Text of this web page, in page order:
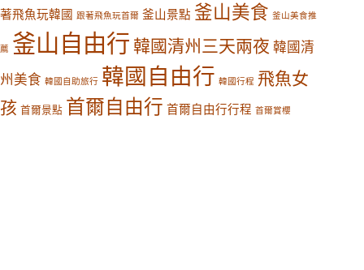
著飛魚玩韓國 跟著飛魚玩首爾 釜山景點 釜山美食 釜山美食推
薦 釜山自由行 韓國清州三天兩夜 韓國清
州美食 韓國自助旅行 韓國自由行 韓國行程 飛魚女
孩 首爾景點 首爾自由行 首爾自由行行程 首爾賞櫻